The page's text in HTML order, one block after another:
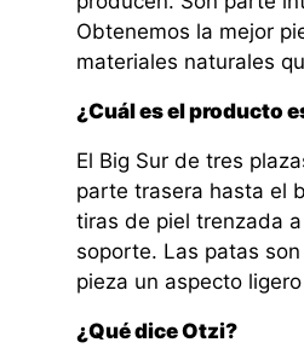
Obtenemos la mejor
materiales naturales
¿Cuál es el producto
El Big Sur de tres
parte trasera hasta el
tiras de piel trenzada
soporte. Las patas
pieza un aspecto
¿Qué dice Otzi?